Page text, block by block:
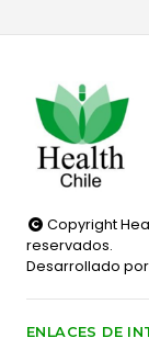
Copyright
reservados.
Desarrollado por
ENLACES DE